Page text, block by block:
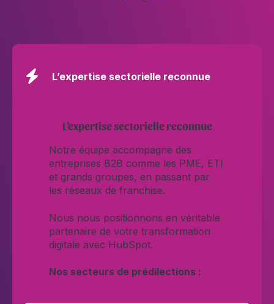
L’expertise sectorielle reconnue
L’expertise sectorielle reconnue
Notre équipe accompagne des
entreprises B2B comme les PME, ETI
et grands groupes, en passant par
les réseaux de franchise.
Nous nous positionnons en véritable
partenaire de votre transformation
digitale avec HubSpot.
Nos secteurs de prédilections :